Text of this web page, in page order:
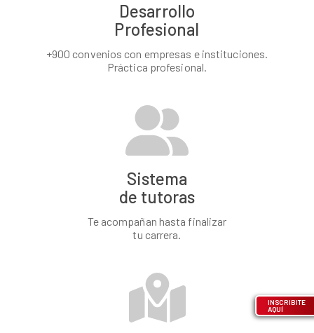
Desarrollo
Profesional
+900 convenios con empresas e instituciones.
Práctica profesional.
Sistema
de tutoras
Te acompañan hasta finalizar
tu carrera.
INSCRIBITE
AQUÍ